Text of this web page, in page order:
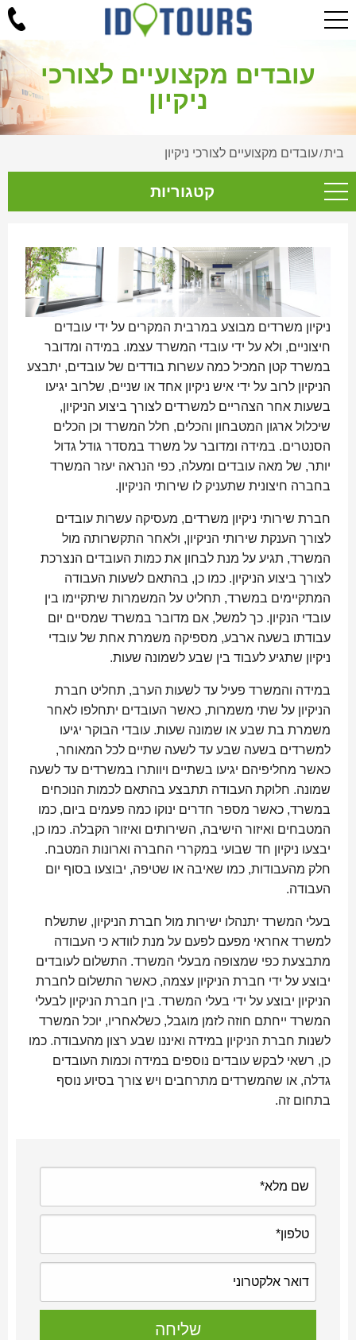
עובדים מקצועיים לצורכי
ניקיון
בית/עובדים מקצועיים לצורכי ניקיון
קטגוריות
ניקיון משרדים מבוצע במרבית המקרים על ידי עובדים
חיצוניים, ולא על ידי עובדי המשרד עצמו. במידה ומדובר
במשרד קטן המכיל כמה עשרות בודדים של עובדים, יתבצע
הניקיון לרוב על ידי איש ניקיון אחד או שניים, שלרוב יגיעו
בשעות אחר הצהריים למשרדים לצורך ביצוע הניקיון,
שיכלול ארגון המטבחון והכלים, חלל המשרד וכן הכלים
הסנטרים. במידה ומדובר על משרד במסדר גודל גדול
יותר, של מאה עובדים ומעלה, כפי הנראה יעזר המשרד
בחברה חיצונית שתעניק לו שירותי הניקיון.
חברת שירותי ניקיון משרדים, מעסיקה עשרות עובדים
לצורך הענקת שירותי הניקיון, ולאחר התקשרותה מול
המשרד, תגיע על מנת לבחון את כמות העובדים הנצרכת
לצורך ביצוע הניקיון. כמו כן, בהתאם לשעות העבודה
המתקיימים במשרד, תחליט על המשמרות שיתקיימו בין
עובדי הנקיון. כך למשל, אם מדובר במשרד שמסיים יום
עבודתו בשעה ארבע, מספיקה משמרת אחת של עובדי
ניקיון שתגיע לעבוד בין שבע לשמונה שעות.
במידה והמשרד פעיל עד לשעות הערב, תחליט חברת
הניקיון על שתי משמרות, כאשר העובדים יתחלפו לאחר
משמרת בת שבע או שמונה שעות. עובדי הבוקר יגיעו
למשרדים בשעה שבע עד לשעה שתיים לכל המאוחר,
כאשר מחליפיהם יגיעו בשתיים ויוותרו במשרדים עד לשעה
שמונה. חלוקת העבודה תתבצע בהתאם לכמות הנוכחים
במשרד, כאשר מספר חדרים ינוקו כמה פעמים ביום, כמו
המטבחים ואיזור הישיבה, השירותים ואיזור הקבלה. כמו כן,
יבצעו ניקיון חד שבועי במקררי החברה וארונות המטבח.
חלק מהעבודות, כמו שאיבה או שטיפה, יבוצעו בסוף יום
העבודה.
בעלי המשרד יתנהלו ישירות מול חברת הניקיון, שתשלח
למשרד אחראי מפעם לפעם על מנת לוודא כי העבודה
מתבצעת כפי שמצופה מבעלי המשרד. התשלום לעובדים
יבוצע על ידי חברת הניקיון עצמה, כאשר התשלום לחברת
הניקיון יבוצע על ידי בעלי המשרד. בין חברת הניקיון לבעלי
המשרד ייחתם חוזה לזמן מוגבל, כשלאחריו, יוכל המשרד
לשנות חברת הניקיון במידה ואיננו שבע רצון מהעבודה. כמו
כן, רשאי לבקש עובדים נוספים במידה וכמות העובדים
גדלה, או שהמשרדים מתרחבים ויש צורך בסיוע נוסף
בתחום זה.